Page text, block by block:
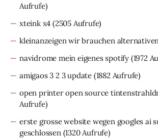
Aufrufe)
xteink x4 (2505 Aufrufe)
kleinanzeigen wir brauchen
navidrome mein eigenes spotify (1972
amigaos 3 2 3 update (1882 Aufrufe)
open printer open source
Aufrufe)
erste grosse website wegen googles ai
geschlossen(1320 Aufrufe)